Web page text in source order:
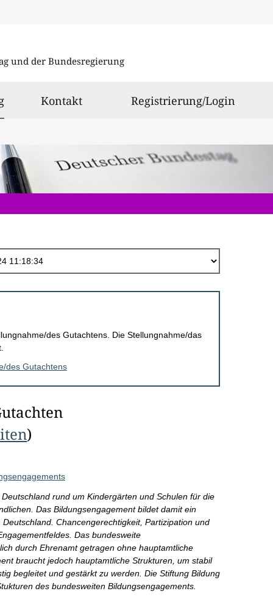
und der Bundesregierung
ausgewählt
Kontakt Registrierung/Login
des Gutachtens. Die Stellungnahme/das
des Gutachtens
)
rund um Kindergärten und Schulen für die
Das Bildungsengagement bildet damit ein
Chancengerechtigkeit, Partizipation und
Das bundesweite
durch Ehrenamt getragen ohne hauptamtliche
braucht jedoch hauptamtliche Strukturen, um stabil
begleitet und gestärkt zu werden. Die Stiftung Bildung
des bundesweiten Bildungsengagements.